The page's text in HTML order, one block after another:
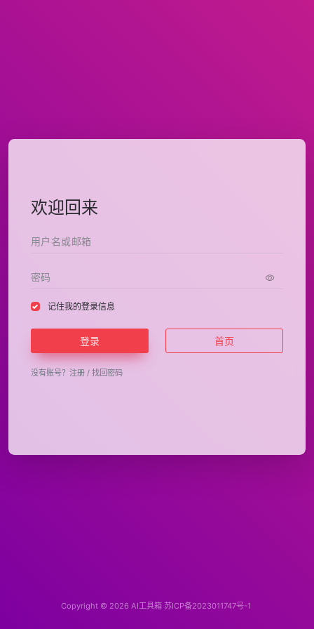
欢迎回来
记住我的登录信息
登录 首页
没有账号？ 注册 / 找回密码
Copyright © 2026 AI工具箱 苏ICP备2023011747号-1